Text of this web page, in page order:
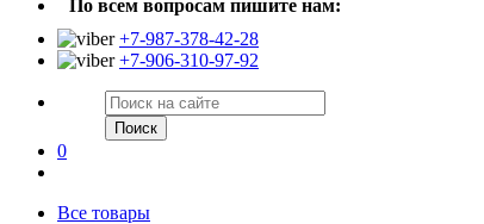
По всем вопросам пишите нам:
+7-987-378-42-28
+7-906-310-97-92
Поиск
0
Все товары